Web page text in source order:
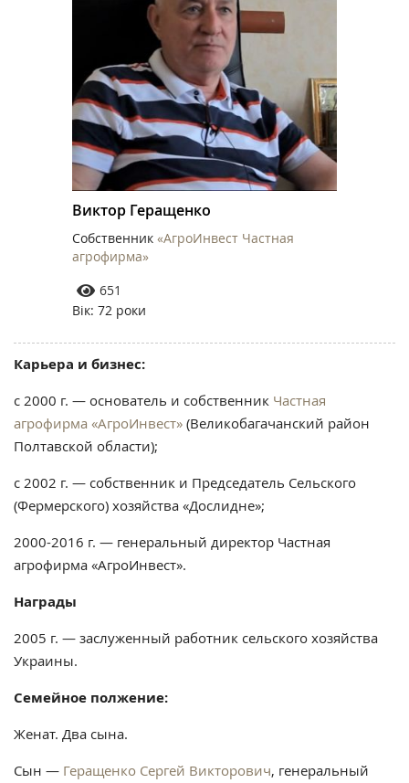
Виктор Геращенко
Собственник «АгроИнвест Частная
агрофирма»
651
Вік: 72 роки
Карьера и бизнес:
с 2000 г. — основатель и собственник Частная
агрофирма «АгроИнвест» (Великобагачанский район
Полтавской области);
с 2002 г. — собственник и Председатель Сельского
(Фермерского) хозяйства «Дослидне»;
2000-2016 г. — генеральный директор Частная
агрофирма «АгроИнвест».
Награды
2005 г. — заслуженный работник сельского хозяйства
Украины.
Семейное полжение:
Женат. Два сына.
Сын — Геращенко Сергей Викторович, генеральный